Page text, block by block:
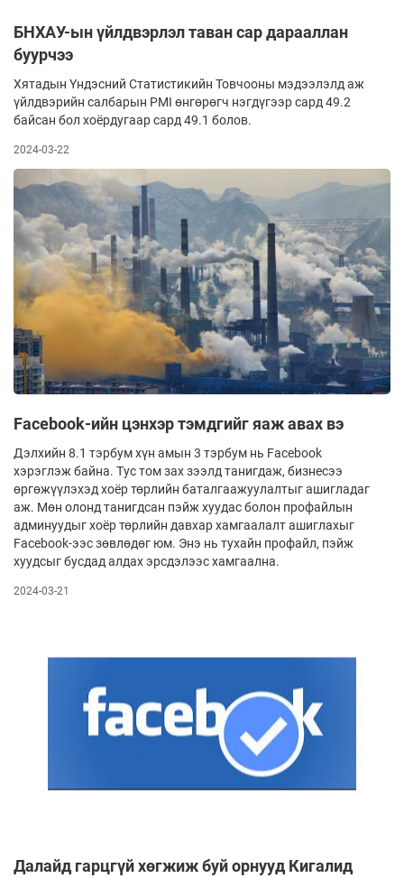
БНХАУ-ын үйлдвэрлэл таван сар дарааллан
буурчээ
Хятадын Үндэсний Статистикийн Товчооны мэдээлэлд аж
үйлдвэрийн салбарын PMI өнгөрөгч нэгдүгээр сард 49.2
байсан бол хоёрдугаар сард 49.1 болов.
2024-03-22
Facebook-ийн цэнхэр тэмдгийг яаж авах вэ
Дэлхийн 8.1 тэрбум хүн амын 3 тэрбум нь Facebook
хэрэглэж байна. Тус том зах зээлд танигдаж, бизнесээ
өргөжүүлэхэд хоёр төрлийн баталгаажуулалтыг ашигладаг
аж. Мөн олонд танигдсан пэйж хуудас болон профайлын
админуудыг хоёр төрлийн давхар хамгаалалт ашиглахыг
Facebook-ээс зөвлөдөг юм. Энэ нь тухайн профайл, пэйж
хуудсыг бусдад алдах эрсдэлээс хамгаална.
2024-03-21
Далайд гарцгүй хөгжиж буй орнууд Кигалид